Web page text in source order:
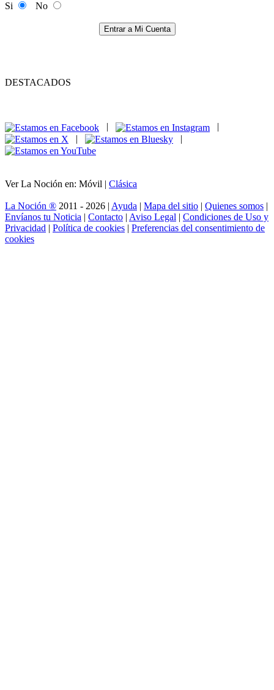
Si
No
Entrar a Mi Cuenta
DESTACADOS
|
|
Ver La Noción en: Móvil | Clásica
La Noción ® 2011 - 2026 | Ayuda | Mapa del sitio | Quienes somos |
Envíanos tu Noticia | Contacto | Aviso Legal | Condiciones de Uso y
Privacidad | Política de cookies | Preferencias del consentimiento de
cookies